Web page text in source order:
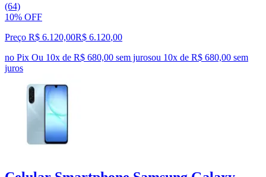
(64)
10% OFF
Preço R$ 6.120,00R$ 6.120,00
no Pix Ou 10x de R$ 680,00 sem jurosou 10x de R$ 680,00 sem
juros